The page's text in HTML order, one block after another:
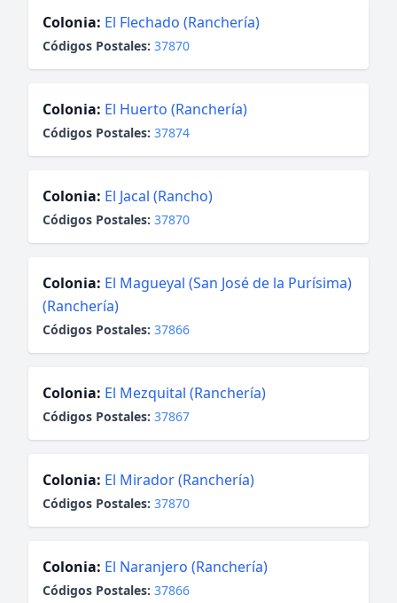
Colonia: El Flechado (Ranchería)
Códigos Postales: 37870
Colonia: El Huerto (Ranchería)
Códigos Postales: 37874
Colonia: El Jacal (Rancho)
Códigos Postales: 37870
Colonia: El Magueyal (San José de la Purísima)
(Ranchería)
Códigos Postales: 37866
Colonia: El Mezquital (Ranchería)
Códigos Postales: 37867
Colonia: El Mirador (Ranchería)
Códigos Postales: 37870
Colonia: El Naranjero (Ranchería)
Códigos Postales: 37866